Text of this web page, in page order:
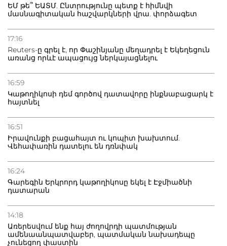
ԵՄ թե՞ ԵԱՏՄ. Ընտրությունը պետք է հիմնվի
մասնագիտական հաշվարկների վրա. փորձագետ
17:16
Reuters-ը գրել է, որ Փաշինյանը մեղադրել է Եկեղեցուն
առանց որևէ ապացույց ներկայացնելու
16:59
Կաթողիկոսի դեմ գործով դատավորը ինքնաբացարկ է
հայտնել
16:51
Իրավունքի բացահայտ ու կոպիտ խախտում.
Վեհափառին դատելու են դռնփակ
16:24
Գարեգին Երկրորդ կաթողիկոսը եկել է Էջմիածնի
դատարան
14:18
Առերեսվում ենք հայ ժողովրդի պատմության
ամենաանպատվաբեր, պատմական նախադեպը
չունեցող փաստին